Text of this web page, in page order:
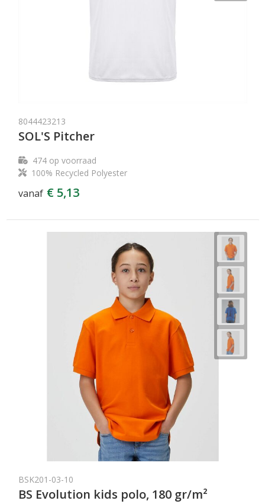
8044423213
SOL'S Pitcher
474op voorraad
100% Recycled Polyester
vanaf € 5,13
BSK201-03-10
BS Evolution kids polo, 180 gr/m²